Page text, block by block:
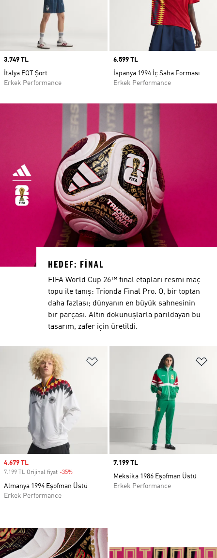
Price
3.749 TL
İtalya EQT Şort
Erkek Performance
Price
6.599 TL
İspanya 1994 İç Saha Forması
Erkek Performance
Favori Listesine Ekle
Sale price
4.679 TL
7.199 TL Orijinal fiyat -35%
Almanya 1994 Eşofman Üstü
Erkek Performance
Price
7.199 TL
Meksika 1986 Eşofman Üstü
Erkek Performance
HEDEF: FINAL
FIFA World Cup 26™ final etapları resmi maç
topu ile tanış: Trionda Final Pro. O, bir toptan
daha fazlası; dünyanın en büyük sahnesinin
bir parçası. Altın dokunuşlarla parıldayan bu
tasarım, zafer için üretildi.